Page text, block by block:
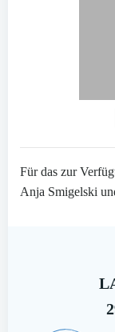
Für das zur
Anja Smigelski